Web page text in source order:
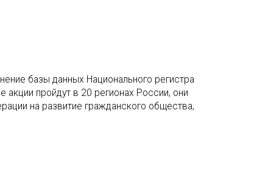
базы данных Национального регистра
пройдут в 20 регионах России, они
на развитие гражданского общества,